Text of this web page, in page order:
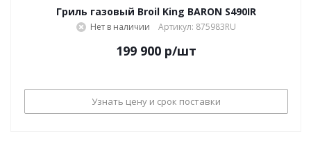
Гриль газовый Broil King BARON S490IR
Нет в наличии Артикул: 875983RU
199 900 р/шт
Узнать цену и срок поставки